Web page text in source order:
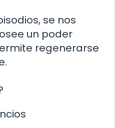
se nos
un poder
regenerarse